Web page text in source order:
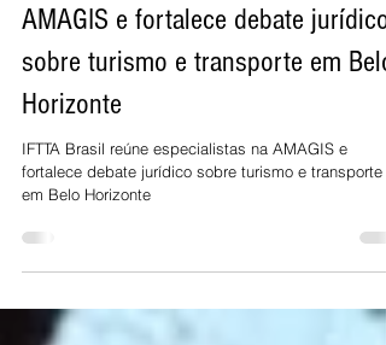
AMAGIS e fortalece debate jurídico
sobre turismo e transporte em Belo
Horizonte
IFTTA Brasil reúne especialistas na AMAGIS e
fortalece debate jurídico sobre turismo e transporte
em Belo Horizonte